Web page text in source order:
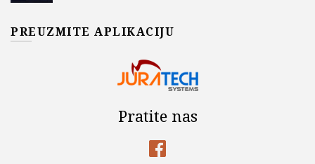
PREUZMITE APLIKACIJU
Pratite nas